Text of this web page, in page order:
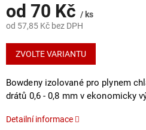
od 70 Kč / ks
od 57,85 Kč bez DPH
Měrná
cena:
ZVOLTE VARIANTU
Bowdeny izolované pro plynem
drátů 0,6 - 0,8 mm v ekonomicky
Detailní informace